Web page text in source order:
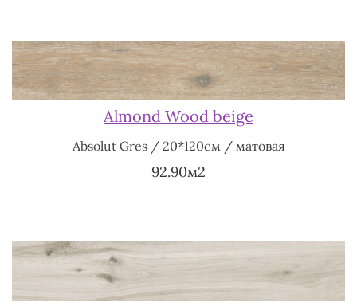
Almond Wood beige
Absolut Gres / 20*120см / матовая
92.90м2